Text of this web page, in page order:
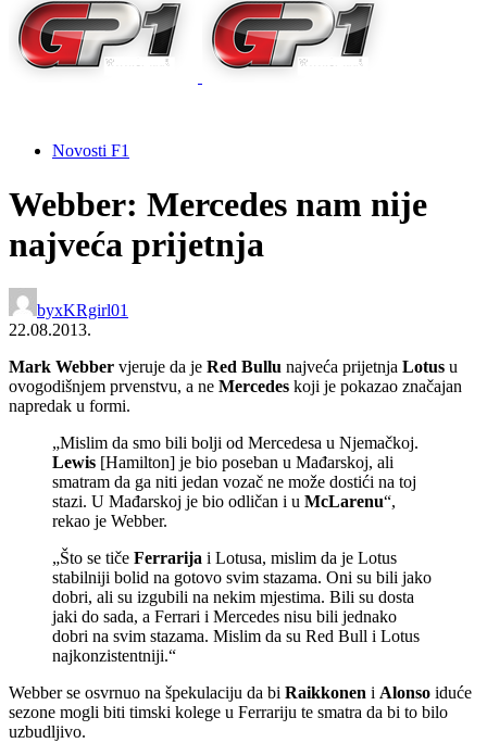
Novosti F1
Webber: Mercedes nam nije
najveća prijetnja
byxKRgirl01
22.08.2013.
Mark Webber vjeruje da je Red Bullu najveća prijetnja Lotus u
ovogodišnjem prvenstvu, a ne Mercedes koji je pokazao značajan
napredak u formi.
„Mislim da smo bili bolji od Mercedesa u Njemačkoj.
Lewis [Hamilton] je bio poseban u Mađarskoj, ali
smatram da ga niti jedan vozač ne može dostići na toj
stazi. U Mađarskoj je bio odličan i u McLarenu“,
rekao je Webber.
„Što se tiče Ferrarija i Lotusa, mislim da je Lotus
stabilniji bolid na gotovo svim stazama. Oni su bili jako
dobri, ali su izgubili na nekim mjestima. Bili su dosta
jaki do sada, a Ferrari i Mercedes nisu bili jednako
dobri na svim stazama. Mislim da su Red Bull i Lotus
najkonzistentniji.“
Webber se osvrnuo na špekulaciju da bi Raikkonen i Alonso iduće
sezone mogli biti timski kolege u Ferrariju te smatra da bi to bilo
uzbudljivo.